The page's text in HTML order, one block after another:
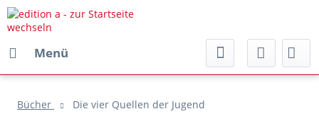
Menü
Bücher Die vier Quellen der Jugend